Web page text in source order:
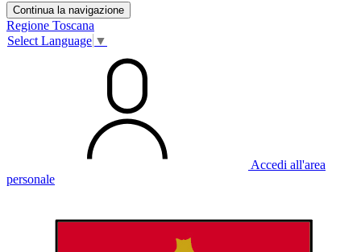
Continua la navigazione
Regione Toscana
Select Language ▼
Accedi all'area
personale